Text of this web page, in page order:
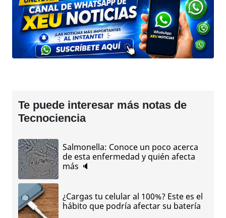
Te puede interesar más notas de
Tecnociencia
Salmonella: Conoce un poco acerca
de esta enfermedad y quién afecta
más 🔈
¿Cargas tu celular al 100%? Este es el
hábito que podría afectar su batería